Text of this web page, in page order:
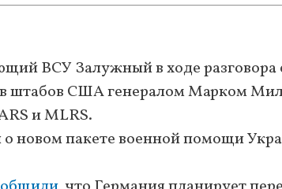
ВСУ Залужный в ходе разговора
штабов США генералом Марком
и MLRS.
о новом пакете военной помощи